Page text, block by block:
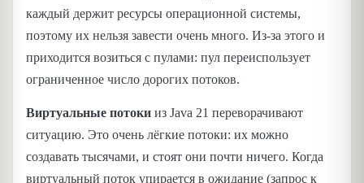
каждый держит ресурсы операционной системы,
поэтому их нельзя завести очень много. Из-за этого и
приходится возиться с пулами: пул переиспользует
ограниченное число дорогих потоков.
Виртуальные потоки из Java 21 переворачивают
ситуацию. Это очень лёгкие потоки: их можно
создавать тысячами, и стоят они почти ничего. Когда
виртуальный поток упирается в ожидание (запрос к